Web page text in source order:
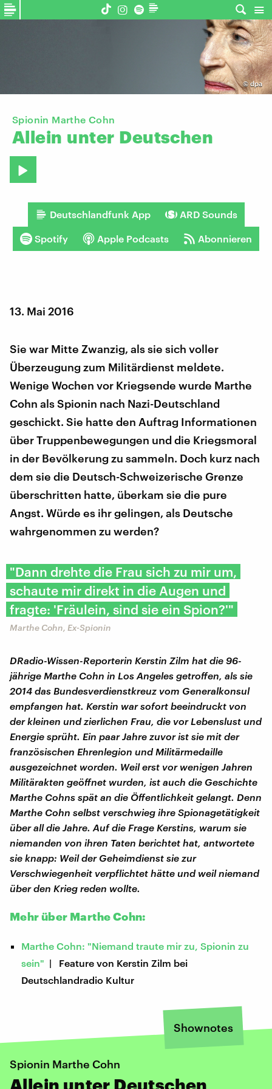
© dpa
Spionin Marthe Cohn
Allein unter Deutschen
Deutschlandfunk App ARD Sounds
Spotify Apple Podcasts Abonnieren
13. Mai 2016
Sie war Mitte Zwanzig, als sie sich voller
Überzeugung zum Militärdienst meldete.
Wenige Wochen vor Kriegsende wurde Marthe
Cohn als Spionin nach Nazi-Deutschland
geschickt. Sie hatte den Auftrag Informationen
über Truppenbewegungen und die Kriegsmoral
in der Bevölkerung zu sammeln. Doch kurz nach
dem sie die Deutsch-Schweizerische Grenze
überschritten hatte, überkam sie die pure
Angst. Würde es ihr gelingen, als Deutsche
wahrgenommen zu werden?
"Dann drehte die Frau sich zu mir um,
schaute mir direkt in die Augen und
fragte: 'Fräulein, sind sie ein Spion?'"
Marthe Cohn, Ex-Spionin
DRadio-Wissen-Reporterin Kerstin Zilm hat die 96-
jährige Marthe Cohn in Los Angeles getroffen, als sie
2014 das Bundesverdienstkreuz vom Generalkonsul
empfangen hat. Kerstin war sofort beeindruckt von
der kleinen und zierlichen Frau, die vor Lebenslust und
Energie sprüht. Ein paar Jahre zuvor ist sie mit der
französischen Ehrenlegion und Militärmedaille
ausgezeichnet worden. Weil erst vor wenigen Jahren
Militärakten geöffnet wurden, ist auch die Geschichte
Marthe Cohns spät an die Öffentlichkeit gelangt. Denn
Marthe Cohn selbst verschwieg ihre Spionagetätigkeit
über all die Jahre. Auf die Frage Kerstins, warum sie
niemanden von ihren Taten berichtet hat, antwortete
sie knapp: Weil der Geheimdienst sie zur
Verschwiegenheit verpflichtet hätte und weil niemand
über den Krieg reden wollte.
Mehr über Marthe Cohn:
Marthe Cohn: "Niemand traute mir zu, Spionin zu
sein" | Feature von Kerstin Zilm bei
Deutschlandradio Kultur
Shownotes
Spionin Marthe Cohn
Allein unter Deutschen